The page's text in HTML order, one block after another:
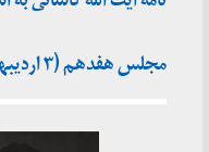
مجلس هفدهم (۳ اردیبهشت ۱۳۳۱)